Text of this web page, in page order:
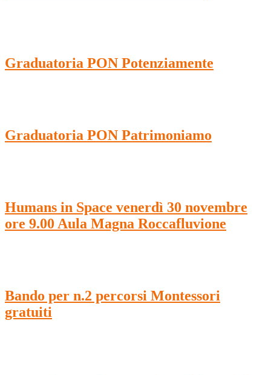
Graduatoria PON Potenziamente
Graduatoria PON Patrimoniamo
Humans in Space venerdì 30 novembre
ore 9.00 Aula Magna Roccafluvione
Bando per n.2 percorsi Montessori
gratuiti